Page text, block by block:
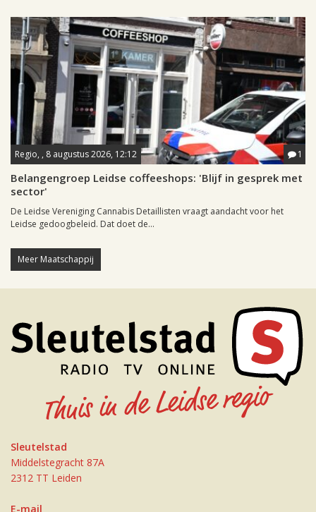
Regio, , 8 augustus 2026, 12:12 1
Belangengroep Leidse coffeeshops: 'Blijf in gesprek met
sector'
De Leidse Vereniging Cannabis Detaillisten vraagt aandacht voor het
Leidse gedoogbeleid. Dat doet de...
Meer Maatschappij
Sleutelstad
Middelstegracht 87A
2312 TT Leiden
E-mail